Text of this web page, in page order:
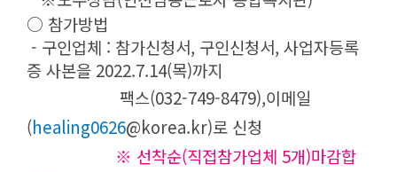
○ 참가방법
- 구인업체 : 참가신청서, 구인신청서, 사업자등록
증 사본을 2022.7.14(목)까지
팩스(032-749-8479),이메일
(healing0626@korea.kr)로 신청
※ 선착순(직접참가업체 5개)마감합